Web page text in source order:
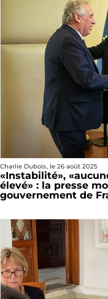
Charlie Dubois, le 26 août 2025
«Instabilité»,
élevé» : la presse
gouvernement de